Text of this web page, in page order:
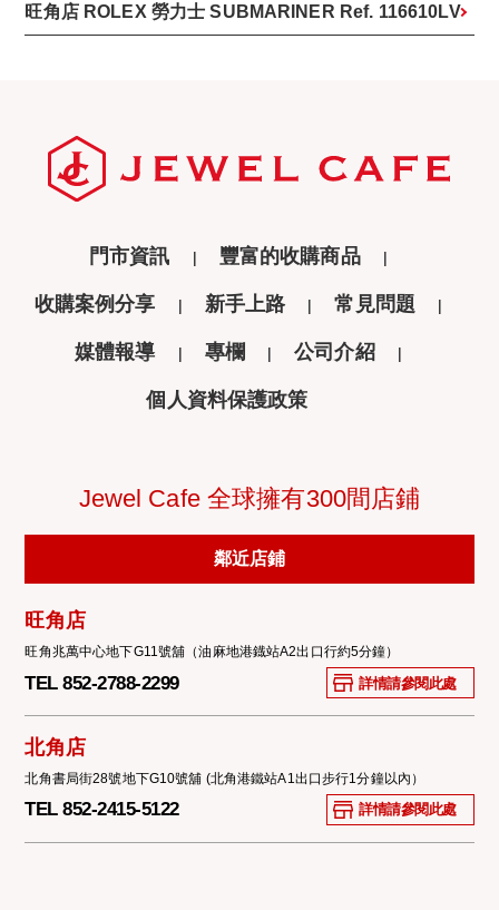
旺角店 ROLEX 勞力士 SUBMARINER Ref. 116610LV
門市資訊 豐富的收購商品
收購案例分享 新手上路 常見問題
媒體報導 專欄 公司介紹
個人資料保護政策
Jewel Cafe 全球擁有300間店鋪
鄰近店鋪
旺角店
旺角兆萬中心地下G11號舖（油麻地港鐡站A2出口行約5分鐘）
TEL 852-2788-2299 詳情請參閱此處
北角店
北角書局街28號地下G10號舖 (北角港鐵站A1出口步行1分鐘以內）
TEL 852-2415-5122 詳情請參閱此處